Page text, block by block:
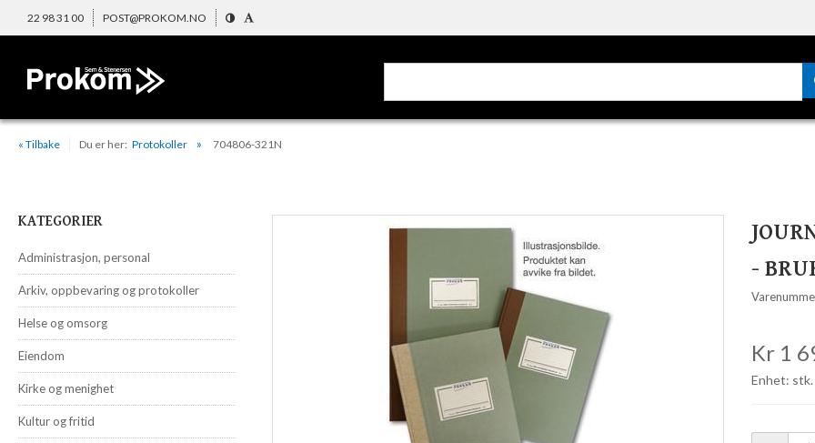
22 98 31 00 POST@PROKOM.NO
« Tilbake Du er her: Protokoller 704806-321N
KATEGORIER
Administrasjon, personal
Arkiv, oppbevaring og protokoller
Helse og omsorg
Eiendom
Kirke og menighet
Kultur og fritid
-
Kr 1
Enhet: stk.